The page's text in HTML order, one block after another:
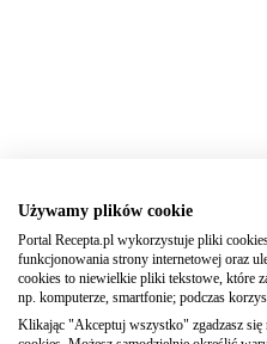
Używamy plików cookie
Portal Recepta.pl wykorzystuje pliki
funkcjonowania strony internetowej oraz
cookies to niewielkie pliki tekstowe, które
np. komputerze, smartfonie; podczas
Klikając "Akceptuj wszystko" zgadzasz